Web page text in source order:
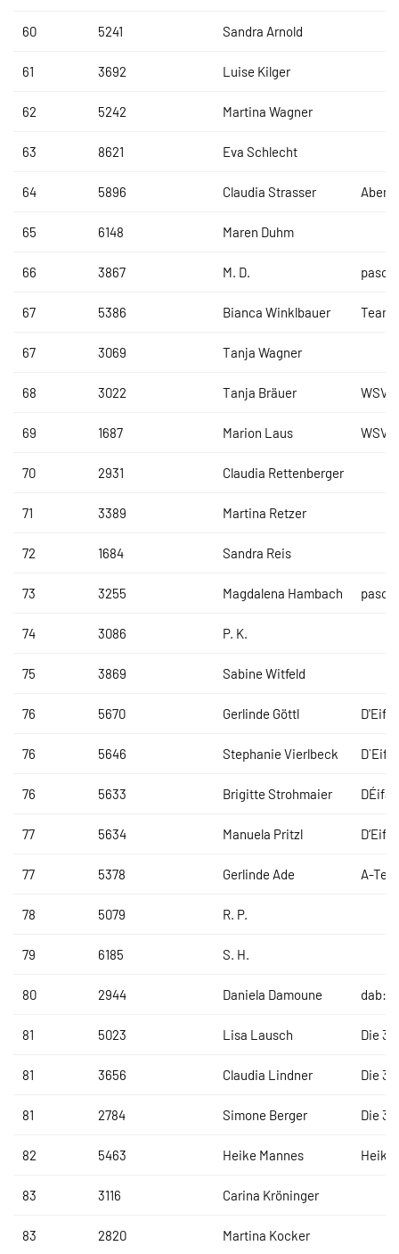
60 5241 Sandra Arnold
61 3692 Luise Kilger
62 5242 Martina Wagner
63 8621 Eva Schlecht
64 5896 Claudia Strasser
65 6148 Maren Duhm
66 3867 M. D.
67 5386 Bianca Winklbauer Team
67 3069 Tanja Wagner
68 3022 Tanja Bräuer WSV
69 1687 Marion Laus WSV
70 2931 Claudia Rettenberger
71 3389 Martina Retzer
72 1684 Sandra Reis
73 3255 Magdalena Hambach
74 3086 P. K.
75 3869 Sabine Witfeld
76 5670 Gerlinde Göttl
76 5646 Stephanie Vierlbeck
76 5633 Brigitte Strohmaier
77 5634 Manuela Pritzl
77 5378 Gerlinde Ade A-
78 5079 R. P.
79 6185 S. H.
80 2944 Daniela Damoune
81 5023 Lisa Lausch Die 3
81 3656 Claudia Lindner Die 3
81 2784 Simone Berger Die 3
82 5463 Heike Mannes
83 3116 Carina Kröninger
83 2820 Martina Kocker